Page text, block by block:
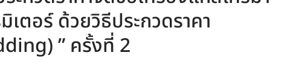
เตอร์ ด้วยวิธีประกวดราคา
” ครั้งที่ 2